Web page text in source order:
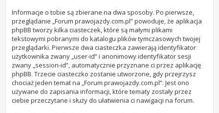
Informacje o tobie są zbierane na dwa sposoby. Po pierwsze,
przeglądanie „Forum prawojazdy.com.pl” powoduje, że aplikacja
phpBB tworzy kilka ciasteczek, które są małymi plikami
tekstowymi pobranymi do katalogu plików tymczasowych twojej
przeglądarki. Pierwsze dwa ciasteczka zawierają identyfikator
użytkownika zwany „user-id” i anonimowy identyfikator sesji
zwany „session-id”, automatycznie przyznane ci przez aplikację
phpBB. Trzecie ciasteczko zostanie utworzone, gdy przejrzysz
chociaż jeden temat na „Forum prawojazdy.com.pl”. Jest ono
używane do zapisania informacji, które tematy zostały przez
ciebie przeczytane i służy do ułatwienia ci nawigacji na forum.